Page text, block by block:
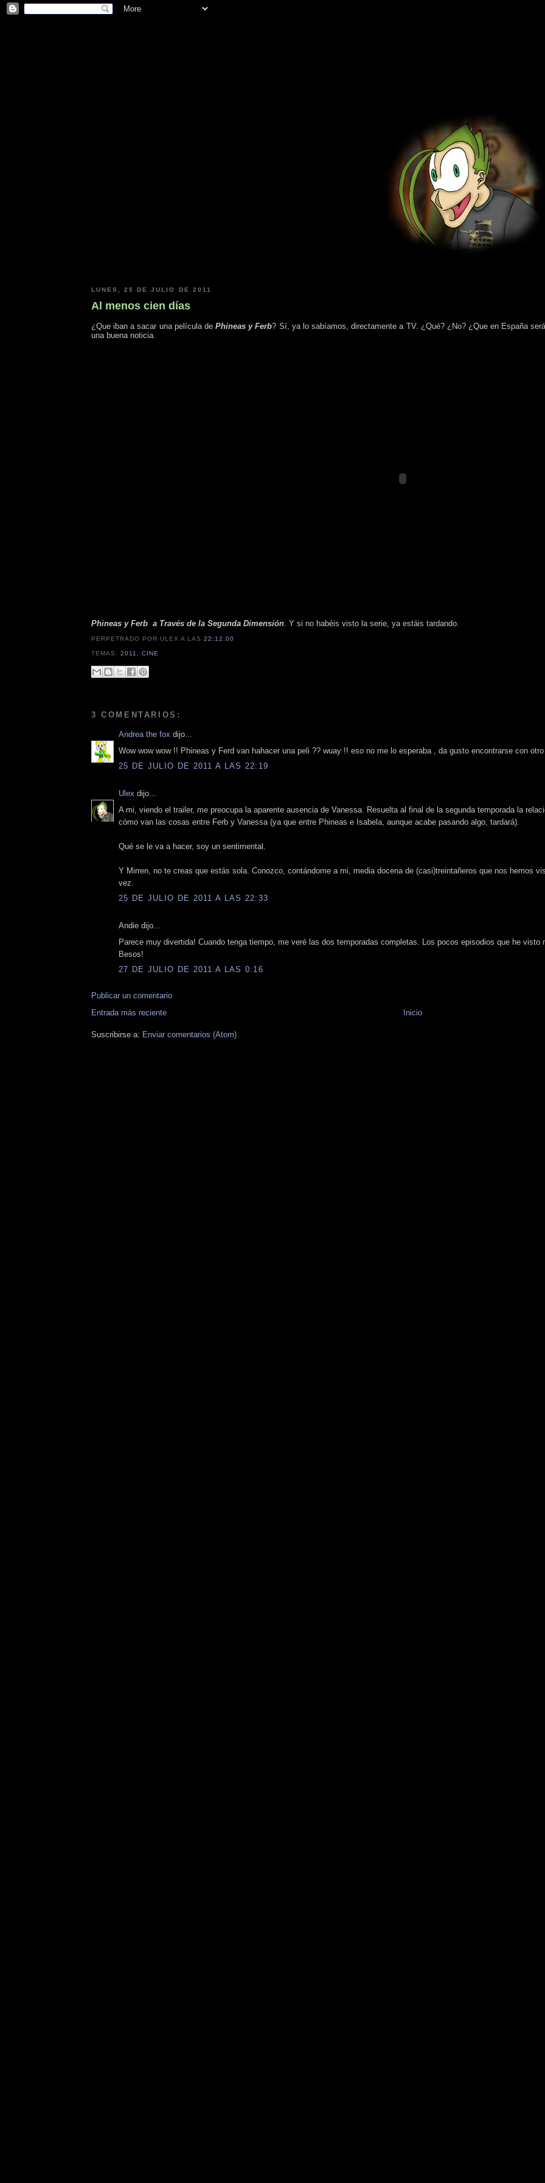
LUNES, 25 DE JULIO DE 2011
Al menos cien días
¿Que iban a sacar una película dePhineas y Ferb? Sí, ya lo sabíamos, directamente a TV. ¿Qué? ¿No? ¿Que en España
una buena noticia.
Phineas y Ferb a Través de la Segunda Dimensión. Y si no habéis visto la serie, ya estáis tardando.
PERPETRADO POR ULEXA LAS22:12:00
TEMAS:2011 ,CINE
3 COMENTARIOS:
Andrea the fox dijo...
Wow wow wow !! Phineas y Ferd van hahacer una peli ?? wuay !! eso no me lo esperaba , da gusto encontrarse con
25 DE JULIO DE 2011 A LAS 22:19
Ulex dijo...
A mi, viendo el trailer, me preocupa la aparente ausencia de Vanessa. Resuelta al final de la segunda temporada la
cómo van las cosas entre Ferb y Vanessa (ya que entre Phineas e Isabela, aunque acabe pasando algo, tardará).
Qué se le va a hacer, soy un sentimental.
Y Mirren, no te creas que estás sola. Conozco, contándome a mi, media docena de (casi)treintañeros que nos hemos
vez.
25 DE JULIO DE 2011 A LAS 22:33
Andie dijo...
Parece muy divertida! Cuando tenga tiempo, me veré las dos temporadas completas. Los pocos episodios que he visto
Besos!
27 DE JULIO DE 2011 A LAS 0:16
Publicar un comentario
Entrada más reciente
Inicio
Suscribirse a: Enviar comentarios (Atom)